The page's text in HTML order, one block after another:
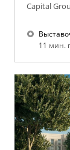
Capital
11 мин.